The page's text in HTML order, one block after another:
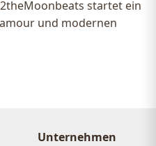
startet ein
und modernen
Unternehmen